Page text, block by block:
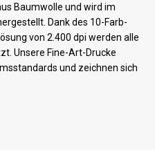
Baumwolle und wird im
Dank des 10-Farb-
von 2.400 dpi werden alle
Unsere Fine-Art-Drucke
und zeichnen sich